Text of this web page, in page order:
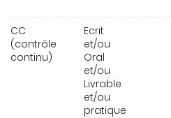
CC
(contrôle
continu)
Ecrit
et/ou
Oral
et/ou
Livrable
et/ou
pratique